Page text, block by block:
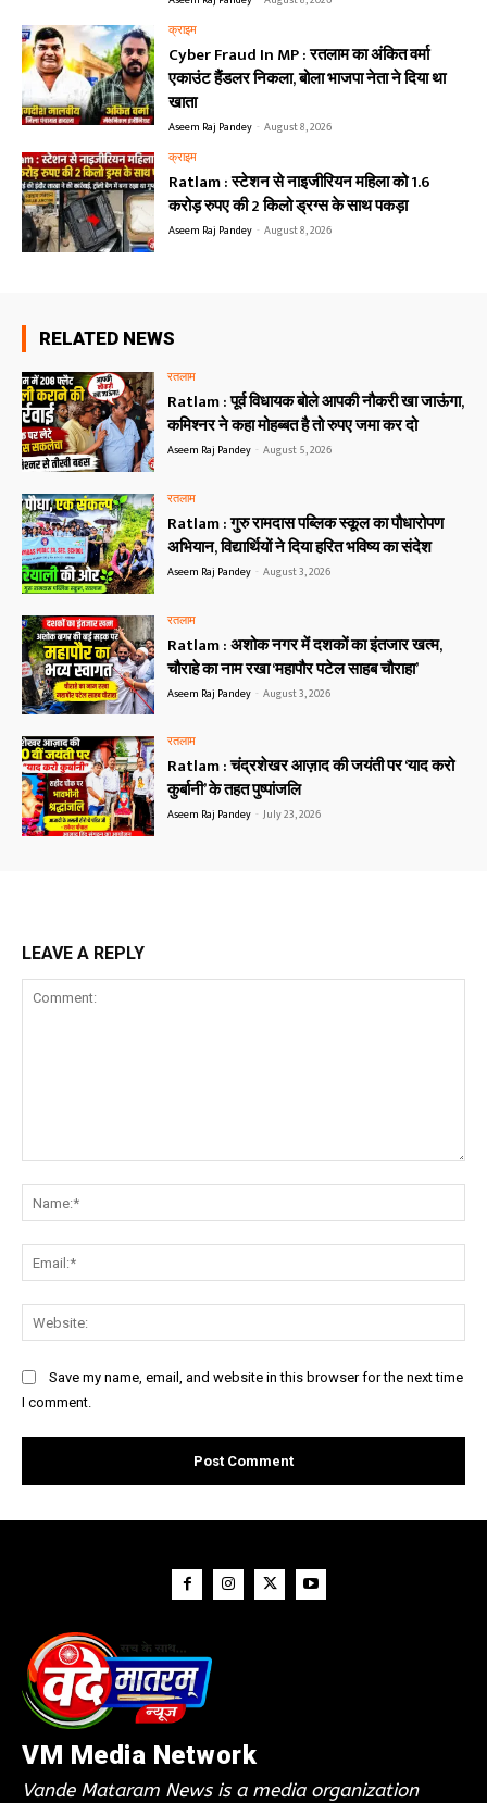
क्राइम
Cyber Fraud In MP : रतलाम का अंकित वर्मा
एकाउंट हैंडलर निकला, बोला भाजपा नेता ने दिया था
खाता
Aseem Raj Pandey - August 8, 2026
क्राइम
Ratlam : स्टेशन से नाइजीरियन महिला को 1.6
करोड़ रुपए की 2 किलो ड्रग्स के साथ पकड़ा
Aseem Raj Pandey - August 8, 2026
RELATED NEWS
रतलाम
Ratlam : पूर्व विधायक बोले आपकी नौकरी खा जाऊंगा,
कमिश्नर ने कहा मोहब्बत है तो रुपए जमा कर दो
Aseem Raj Pandey - August 5, 2026
रतलाम
Ratlam : गुरु रामदास पब्लिक स्कूल का पौधारोपण
अभियान, विद्यार्थियों ने दिया हरित भविष्य का संदेश
Aseem Raj Pandey - August 3, 2026
रतलाम
Ratlam : अशोक नगर में दशकों का इंतजार खत्म,
चौराहे का नाम रखा ‘महापौर पटेल साहब चौराहा’
Aseem Raj Pandey - August 3, 2026
रतलाम
Ratlam : चंद्रशेखर आज़ाद की जयंती पर ‘याद करो
कुर्बानी’ के तहत पुष्पांजलि
Aseem Raj Pandey - July 23, 2026
LEAVE A REPLY
Save my name, email, and website in this browser for the next time
I comment.
VM Media Network
Vande Mataram News is a media organization